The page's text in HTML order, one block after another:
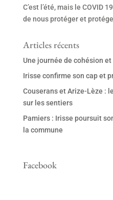
C’est l’été, mais le COVID
de nous protéger et
Articles récents
Une journée de cohésion
Irisse confirme son cap et
Couserans et Arize-Lèze :
sur les sentiers
Pamiers : Irisse poursuit
la commune
Facebook